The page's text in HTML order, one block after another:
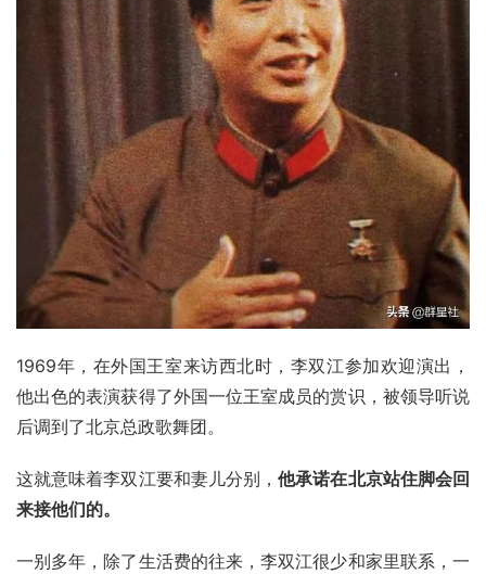
1969年，在外国王室来访西北时，李双江参加欢迎演出，
他出色的表演获得了外国一位王室成员的赏识，被领导听说
后调到了北京总政歌舞团。
这就意味着李双江要和妻儿分别，他承诺在北京站住脚会回
来接他们的。
一别多年，除了生活费的往来，李双江很少和家里联系，一